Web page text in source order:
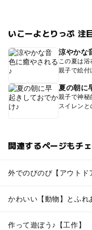
いこーよとりっぷ 注
涼やかな
この夏は
親子で絵付
夏の朝に
親子で神秘
スイレン
関連するページもチ
外でのびのび【アウトド
かわいい【動物】とふれ
作って遊ぼう♪【工作】